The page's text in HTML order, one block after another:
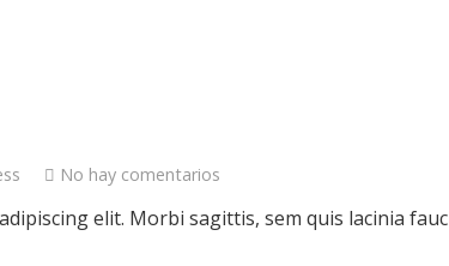
No hay comentarios
elit. Morbi sagittis, sem quis lacinia